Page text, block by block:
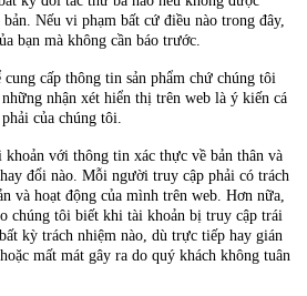
Nếu vi phạm bất cứ điều nào trong đây,
bạn mà không cần báo trước.
cấp thông tin sản phẩm chứ chúng tôi
nhận xét hiển thị trên web là ý kiến cá
của chúng tôi.
với thông tin xác thực về bản thân và
đổi nào. Mỗi người truy cập phải có trách
và hoạt động của mình trên web. Hơn nữa,
chúng tôi biết khi tài khoản bị truy cập trái
kỳ trách nhiệm nào, dù trực tiếp hay gián
mất mát gây ra do quý khách không tuân